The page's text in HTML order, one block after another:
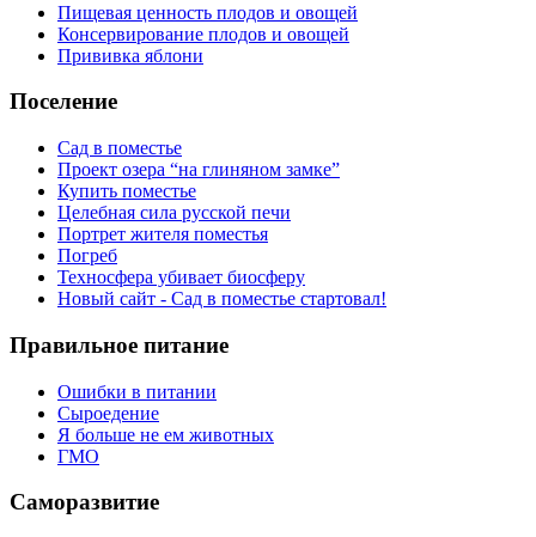
Пищевая ценность плодов и овощей
Консервирование плодов и овощей
Прививка яблони
Поселение
Сад в поместье
Проект озера “на глиняном замке”
Купить поместье
Целебная сила русской печи
Портрет жителя поместья
Погреб
Техносфера убивает биосферу
Новый сайт - Сад в поместье стартовал!
Правильное питание
Ошибки в питании
Сыроедение
Я больше не ем животных
ГМО
Саморазвитие